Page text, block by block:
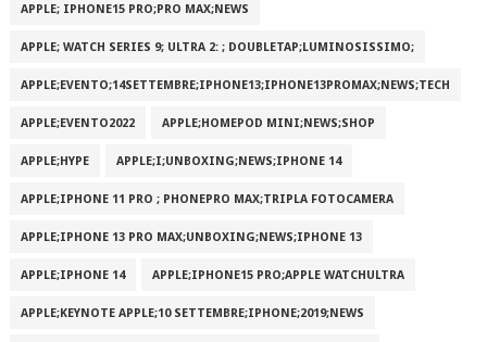
APPLE; IPHONE15 PRO;PRO MAX;NEWS
APPLE; WATCH SERIES 9; ULTRA 2: ; DOUBLETAP;LUMINOSISSIMO;
APPLE;EVENTO;14SETTEMBRE;IPHONE13;IPHONE13PROMAX;NEWS;TECH
APPLE;EVENTO2022 APPLE;HOMEPOD MINI;NEWS;SHOP
APPLE;HYPE APPLE;I;UNBOXING;NEWS;IPHONE 14
APPLE;IPHONE 11 PRO ; PHONEPRO MAX;TRIPLA FOTOCAMERA
APPLE;IPHONE 13 PRO MAX;UNBOXING;NEWS;IPHONE 13
APPLE;IPHONE 14 APPLE;IPHONE15 PRO;APPLE WATCHULTRA
APPLE;KEYNOTE APPLE;10 SETTEMBRE;IPHONE;2019;NEWS